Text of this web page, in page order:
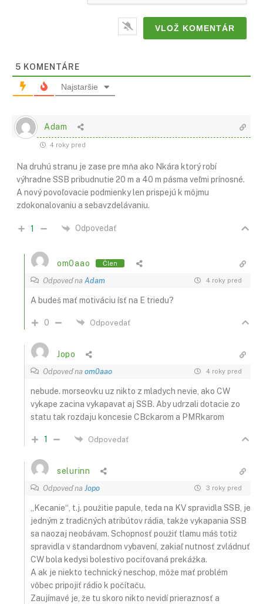
5 KOMENTÁRE
Najstaršie
Adam
4 roky pred
Na druhú stranu je zase pre mňa ako Nkára ktorý robí
výhradne SSB pribudnutie 20 m a 40 m pásma veľmi prínosné.
A nový povoľovacie podmienky len prispejú k môjmu
zdokonalovaniu a sebavzdelávaniu.
1 Odpovedať
om0aao Člen
Odpoveď na Adam 4 roky pred
A budeš mať motiváciu ísť na E triedu?
0 Odpovedať
Jopo
Odpoveď na om0aao 4 roky pred
nebude. morseovku uz nikto z mladych nevie, ako CW
vykape zacina vykapavat aj SSB. Aby udrzali dotacie zo
statu tak rozdaju koncesie CBckarom a PMRkarom
1 Odpovedať
selurinn
Odpoveď na Jopo 3 roky pred
„Kecanie“, t.j. použitie papule, teda na KV spravidla SSB, je
jedným z tradičných atribútov rádia, takže vykapania SSB
sa naozaj neobávam. Schopnosť použiť tlamu máš totiž
spravidla v štandardnom vybavení, zakiaľ nutnosť zvládnuť
CW bola kedysi bolestivo pociťovaná prekážka.
A ak je niekto technický neschop, môže mať problém
vôbec pripojiť rádio k počítaču.
Zaujímavé je, že tu skoro nikto nevidí prieraznosť a